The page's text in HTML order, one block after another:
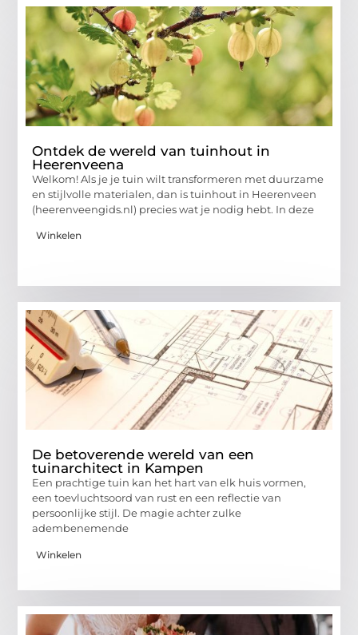
Ontdek de wereld van tuinhout in
Heerenveena
Welkom! Als je je tuin wilt transformeren met duurzame
en stijlvolle materialen, dan is tuinhout in Heerenveen
(heerenveengids.nl) precies wat je nodig hebt. In deze
Winkelen
De betoverende wereld van een
tuinarchitect in Kampen
Een prachtige tuin kan het hart van elk huis vormen,
een toevluchtsoord van rust en een reflectie van
persoonlijke stijl. De magie achter zulke
adembenemende
Winkelen